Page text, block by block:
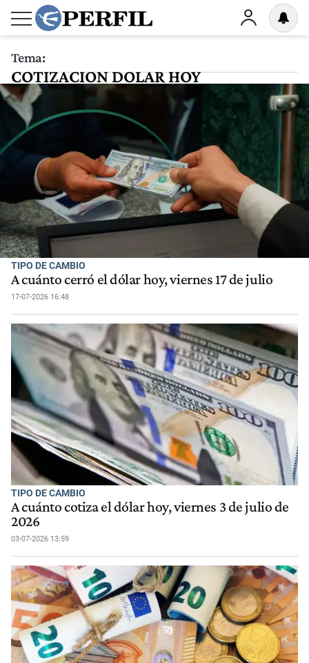
Tema:
COTIZACION DOLAR HOY
TIPO DE CAMBIO
A cuánto cerró el dólar hoy, viernes 17 de julio
17-07-2026 16:48
TIPO DE CAMBIO
A cuánto cotiza el dólar hoy, viernes 3 de julio de
2026
03-07-2026 13:59